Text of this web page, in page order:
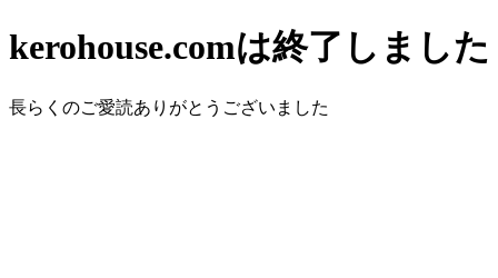
kerohouse.comは終了しました
長らくのご愛読ありがとうございました